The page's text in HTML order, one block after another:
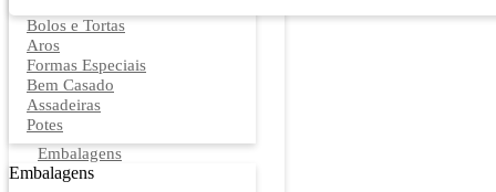
Bolos e Tortas
Aros
Formas Especiais
Bem Casado
Assadeiras
Potes
Embalagens
Embalagens